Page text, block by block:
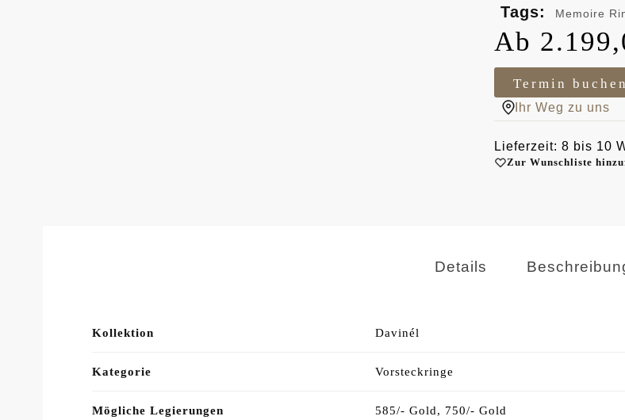
Tags: Memoire
Termin buchen
Ihr Weg zu uns
Lieferzeit: 8 bis 10
Zur Wunschliste
Details
Kollektion Davinél
Kategorie Vorsteckringe
Mögliche Legierungen 585/- Gold, 750/- Gold